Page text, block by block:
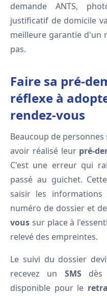
demande ANTS,
justificatif de domicile
meilleure garantie d'un
pas.
Faire sa pré-
réflexe à
rendez-vous
Beaucoup de
avoir réalisé leur pré-
C'est une erreur qui
passé au guichet.
saisir les
numéro de dossier et
vous sur place à
relevé des empreintes.
Le suivi du dossier
recevez un SMSdès
disponible pour le